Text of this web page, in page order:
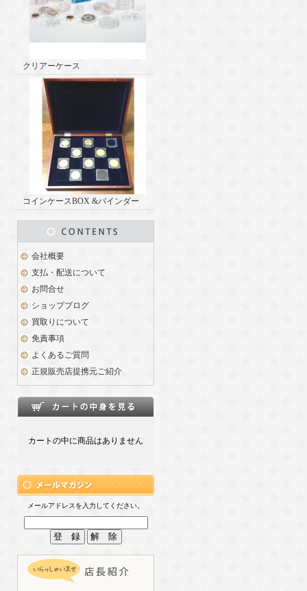
クリアーケース
コインケースBOX &バインダー
会社概要
支払・配送について
お問合せ
ショップブログ
買取りについて
免責事項
よくあるご質問
正規販売店提携元ご紹介
カートの中に商品はありません
メールアドレスを入力してください。